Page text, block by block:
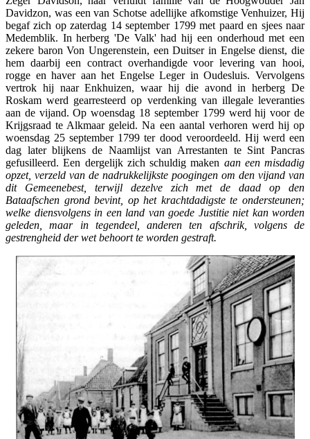
Davidzon, was een van Schotse adellijke afkomstige Venhuizer, Hij
begaf zich op zaterdag 14 september 1799 met paard en sjees naar
Medemblik. In herberg 'De Valk' had hij een onderhoud met een
zekere baron Von Ungerenstein, een Duitser in Engelse dienst, die
hem daarbij een contract overhandigde voor levering van hooi,
rogge en haver aan het Engelse Leger in Oudesluis. Vervolgens
vertrok hij naar Enkhuizen, waar hij die avond in herberg De
Roskam werd gearresteerd op verdenking van illegale leveranties
aan de vijand. Op woensdag 18 september 1799 werd hij voor de
Krijgsraad te Alkmaar geleid. Na een aantal verhoren werd hij op
woensdag 25 september 1799 ter dood veroordeeld. Hij werd een
dag later blijkens de Naamlijst van Arrestanten te Sint Pancras
gefusilleerd. Een dergelijk zich schuldig maken aan een misdadig
opzet, verzeld van de nadrukkelijkste poogingen om den vijand van
dit Gemeenebest, terwijl dezelve zich met de daad op den
Bataafschen grond bevint, op het krachtdadigste te ondersteunen;
welke diensvolgens in een land van goede Justitie niet kan worden
geleden, maar in tegendeel, anderen ten afschrik, volgens de
gestrengheid der wet behoort te worden gestraft.